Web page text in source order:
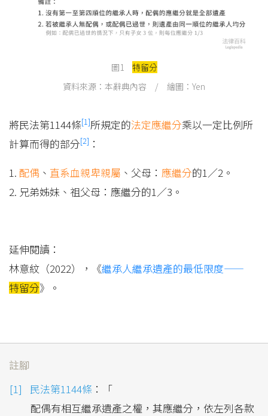
圖1 特留分
資料來源：本辭典內容 / 繪圖：Yen
將民法第1144條[1]所規定的法定應繼分乘以一定比例所
計算而得的部分[2] ：
1. 配偶 、 直系血親卑親屬 、父母： 應繼分的1／2。
2. 兄弟姊妹、祖父母：應繼分的1／3。
延伸閱讀：
林意紋（2022），《繼承人繼承遺產的最低限度——
特留分》。
註腳
民法第1144條 ：「
配偶有相互繼承遺產之權，其應繼分，依左列各款